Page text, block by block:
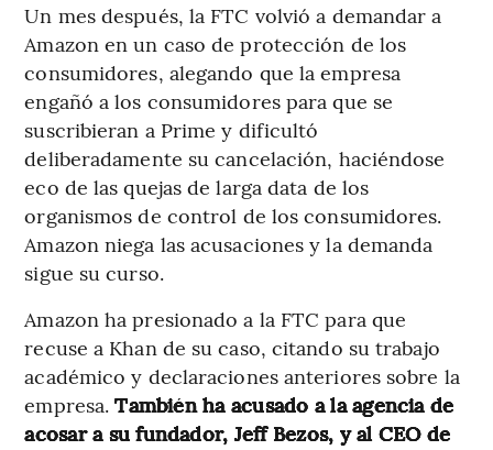
Un mes después, la FTC volvió a demandar a
Amazon en un caso de protección de los
consumidores, alegando que la empresa
engañó a los consumidores para que se
suscribieran a Prime y dificultó
deliberadamente su cancelación, haciéndose
eco de las quejas de larga data de los
organismos de control de los consumidores.
Amazon niega las acusaciones y la demanda
sigue su curso.
Amazon ha presionado a la FTC para que
recuse a Khan de su caso, citando su trabajo
académico y declaraciones anteriores sobre la
empresa.También ha acusado a la agencia de
acosar a su fundador, Jeff Bezos, y al CEO de